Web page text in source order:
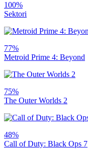
100%
Sektori
77%
Metroid Prime 4: Beyond
75%
The Outer Worlds 2
48%
Call of Duty: Black Ops 7